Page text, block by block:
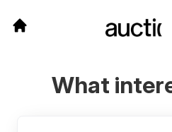
What